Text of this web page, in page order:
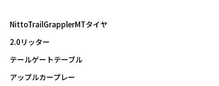
NittoTrailGrapplerMTタイヤ
2.0リッター
テールゲートテーブル
アップルカープレー